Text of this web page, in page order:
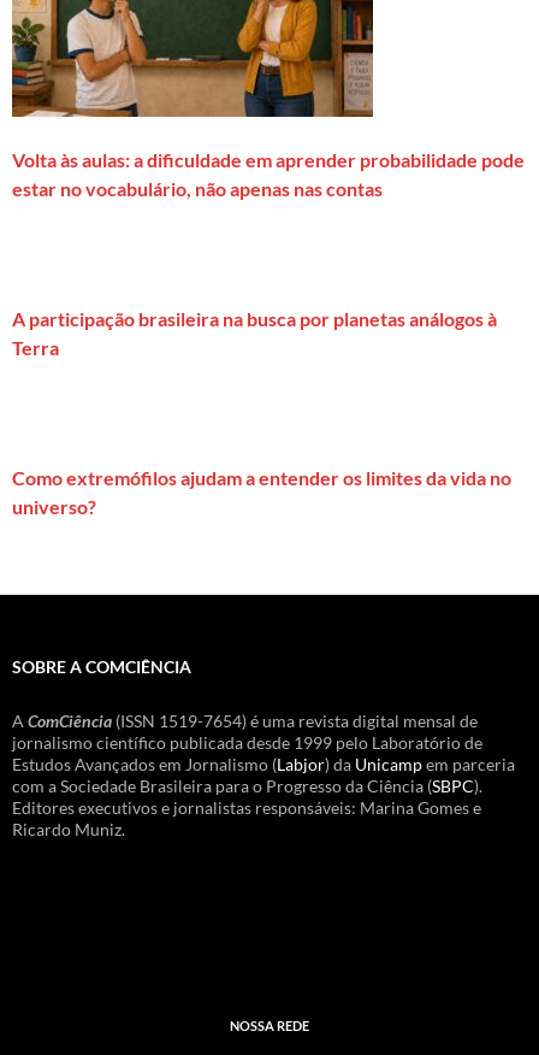
Volta às aulas: a dificuldade em aprender probabilidade pode
estar no vocabulário, não apenas nas contas
A participação brasileira na busca por planetas análogos à
Terra
Como extremófilos ajudam a entender os limites da vida no
universo?
SOBRE A COMCIÊNCIA
A ComCiência (ISSN 1519-7654) é uma revista digital mensal de
jornalismo científico publicada desde 1999 pelo Laboratório de
Estudos Avançados em Jornalismo (Labjor) da Unicampem parceria
com a Sociedade Brasileira para o Progresso da Ciência (SBPC).
Editores executivos e jornalistas responsáveis: Marina Gomes e
Ricardo Muniz.
NOSSA REDE